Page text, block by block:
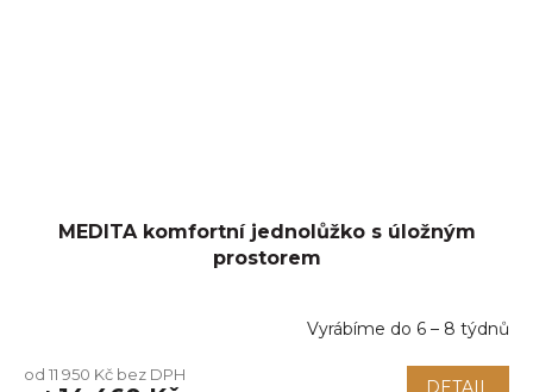
MEDITA komfortní jednolůžko s úložným
prostorem
produktu
Vyrábíme do 6 – 8 týdnů
od 11 950 Kč bez DPH
DETAIL